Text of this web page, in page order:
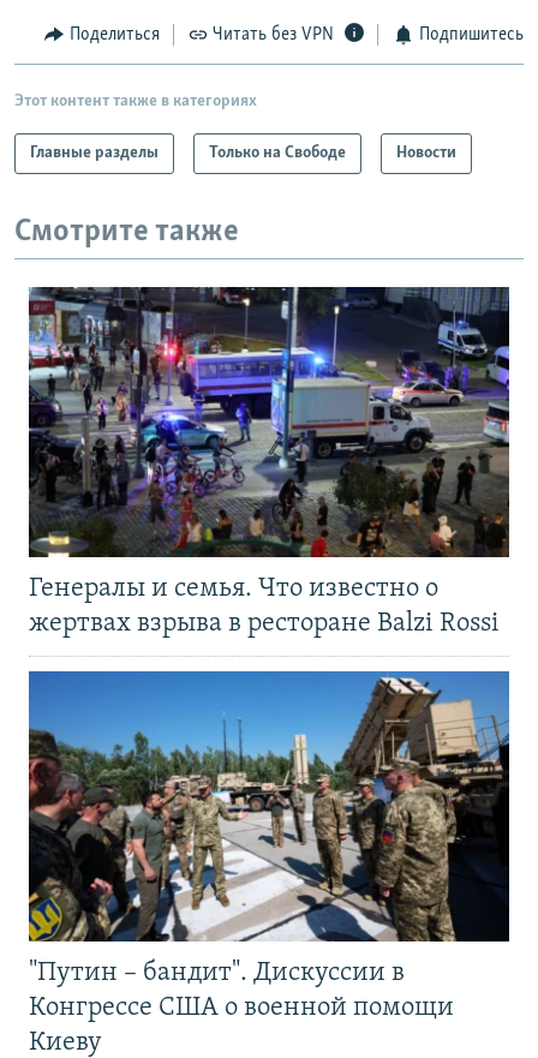
Поделиться Читать без VPN Подпишитесь
Этот контент также в категориях
Главные разделы Только на Свободе Новости
Смотрите также
Генералы и семья. Что известно о
жертвах взрыва в ресторане Balzi Rossi
"Путин – бандит". Дискуссии в
Конгрессе США о военной помощи
Киеву